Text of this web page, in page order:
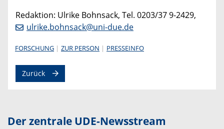
Redaktion: Ulrike Bohnsack, Tel. 0203/37 9-2429,
ulrike.bohnsack@uni-due.de
FORSCHUNG ZUR PERSON PRESSEINFO
Zurück
Der zentrale UDE-Newsstream